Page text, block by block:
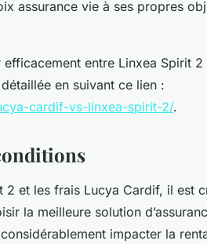
assurance vie à ses propres
entre Linxea Spirit 2
en suivant ce lien :
cardif-vs-linxea-spirit-2/.
et les frais Lucya Cardif, il est
la meilleure solution
impacter la